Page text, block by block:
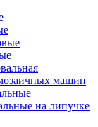
машин
на липучке